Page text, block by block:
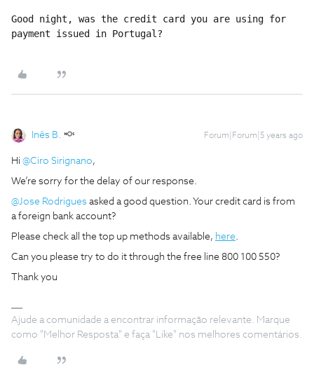
Good night, was the credit card you are using for
payment issued in Portugal?
Inês B. Forum|Forum|5 years ago
Hi @Ciro Sirignano,
We’re sorry for the delay of our response.
@Jose Rodrigues asked a good question. Your credit card is from
a foreign bank account?
Please check all the top up methods available, here.
Can you please try to do it through the free line 800 100 550?
Thank you
Ajude a comunidade a encontrar informação relevante. Marque
como "Melhor Resposta" e faça "Like" nos melhores comentários.